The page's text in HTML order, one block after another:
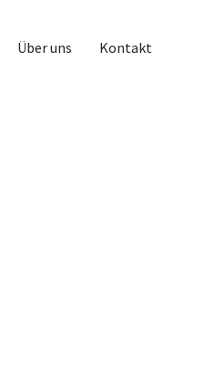
Über uns Kontakt